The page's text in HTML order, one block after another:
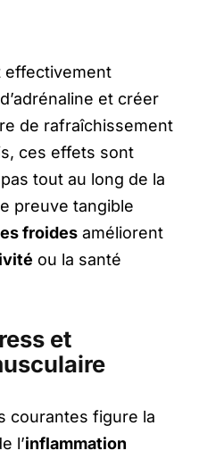
effectivement
et créer
de rafraîchissement
ces effets sont
tout au long de la
preuve tangible
froidesaméliorent
ou la santé
et
courantes figure la
l’inflammation